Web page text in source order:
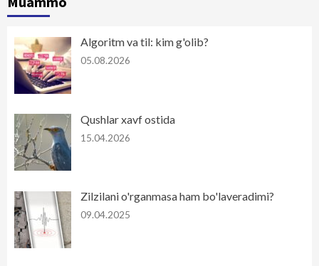
Algoritm va til: kim g'olib?
05.08.2026
Qushlar xavf ostida
15.04.2026
Zilzilani o'rganmasa ham bo'laveradimi?
09.04.2025